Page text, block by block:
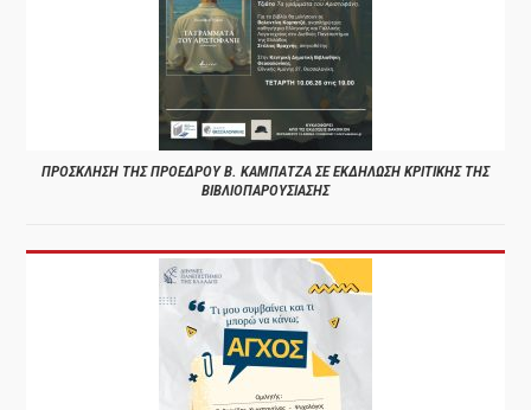
ΠΡΟΣΚΛΗΣΗ ΤΗΣ ΠΡΟΕΔΡΟΥ Β. ΚΑΜΠΑΤΖΑ ΣΕ ΕΚΔΗΛΩΣΗ ΚΡΙΤΙΚΗΣ ΤΗΣ
ΒΙΒΛΙΟΠΑΡΟΥΣΙΑΣΗΣ